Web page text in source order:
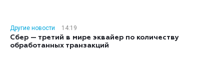
Другие новости
14:19
Сбер — третий в мире эквайер по количеству
обработанных транзакций